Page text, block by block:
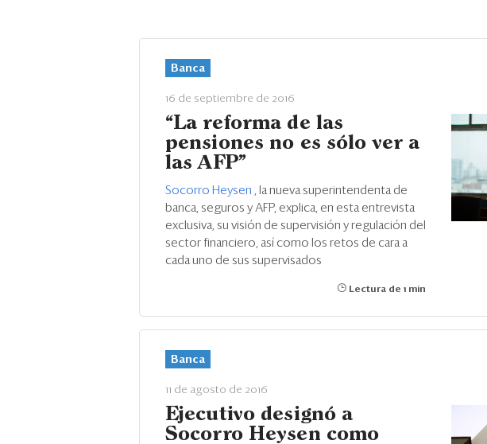
Banca
16 de septiembre de 2016
“La reforma de las
pensiones no es sólo ver a
las AFP”
Socorro Heysen , la nueva superintendenta de
banca, seguros y AFP, explica, en esta entrevista
exclusiva, su visión de supervisión y regulación del
sector financiero, así como los retos de cara a
cada uno de sus supervisados
Lectura de 1 min
Banca
11 de agosto de 2016
Ejecutivo designó a
Socorro Heysen como